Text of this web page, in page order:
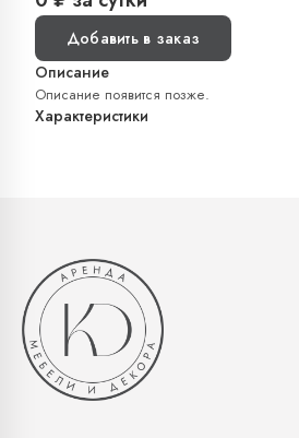
Добавить в заказ
Описание
Описание появится позже.
Характеристики